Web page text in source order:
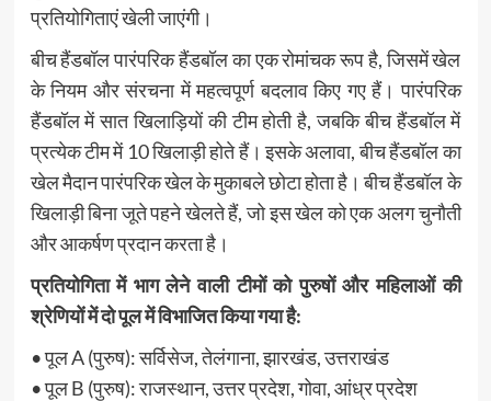
प्रतियोगिताएं खेली जाएंगी।
बीच हैंडबॉल पारंपरिक हैंडबॉल का एक रोमांचक रूप है, जिसमें खेल
के नियम और संरचना में महत्वपूर्ण बदलाव किए गए हैं। पारंपरिक
हैंडबॉल में सात खिलाड़ियों की टीम होती है, जबकि बीच हैंडबॉल में
प्रत्येक टीम में 10 खिलाड़ी होते हैं। इसके अलावा, बीच हैंडबॉल का
खेल मैदान पारंपरिक खेल के मुकाबले छोटा होता है। बीच हैंडबॉल के
खिलाड़ी बिना जूते पहने खेलते हैं, जो इस खेल को एक अलग चुनौती
और आकर्षण प्रदान करता है।
प्रतियोगिता में भाग लेने वाली टीमों को पुरुषों और महिलाओं की
श्रेणियों में दो पूल में विभाजित किया गया है:
• पूल A (पुरुष): सर्विसेज, तेलंगाना, झारखंड, उत्तराखंड
• पूल B (पुरुष): राजस्थान, उत्तर प्रदेश, गोवा, आंध्र प्रदेश